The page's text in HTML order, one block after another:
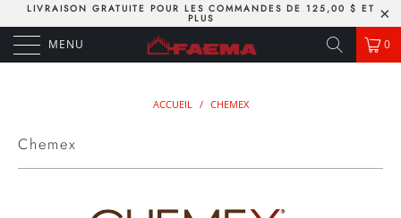
LIVRAISON GRATUITE POUR LES COMMANDES DE 125,00 $ ET
PLUS
MENU 0
ACCUEIL / CHEMEX
Chemex